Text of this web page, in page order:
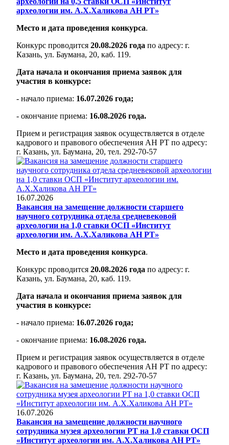
археологии им. А.Х.Халикова АН РТ»
Место и дата проведения конкурса.
Конкурс проводится 20.08.2026 года по адресу: г.
Казань, ул. Баумана, 20, каб. 119.
Дата начала и окончания приема заявок для
участия в конкурсе:
- начало приема: 16.07.2026 года;
- окончание приема: 16.08.2026 года.
Прием и регистрация заявок осуществляется в отделе
кадрового и правового обеспечения АН РТ по адресу:
г. Казань, ул. Баумана, 20, тел. 292-70-57
16.07.2026
Вакансия на замещение должности старшего
научного сотрудника отдела средневековой
археологии на 1,0 ставки ОСП «Институт
археологии им. А.Х.Халикова АН РТ»
Место и дата проведения конкурса.
Конкурс проводится 20.08.2026 года по адресу: г.
Казань, ул. Баумана, 20, каб. 119.
Дата начала и окончания приема заявок для
участия в конкурсе:
- начало приема: 16.07.2026 года;
- окончание приема: 16.08.2026 года.
Прием и регистрация заявок осуществляется в отделе
кадрового и правового обеспечения АН РТ по адресу:
г. Казань, ул. Баумана, 20, тел. 292-70-57
16.07.2026
Вакансия на замещение должности научного
сотрудника музея археологии РТ на 1,0 ставки ОСП
«Институт археологии им. А.Х.Халикова АН РТ»